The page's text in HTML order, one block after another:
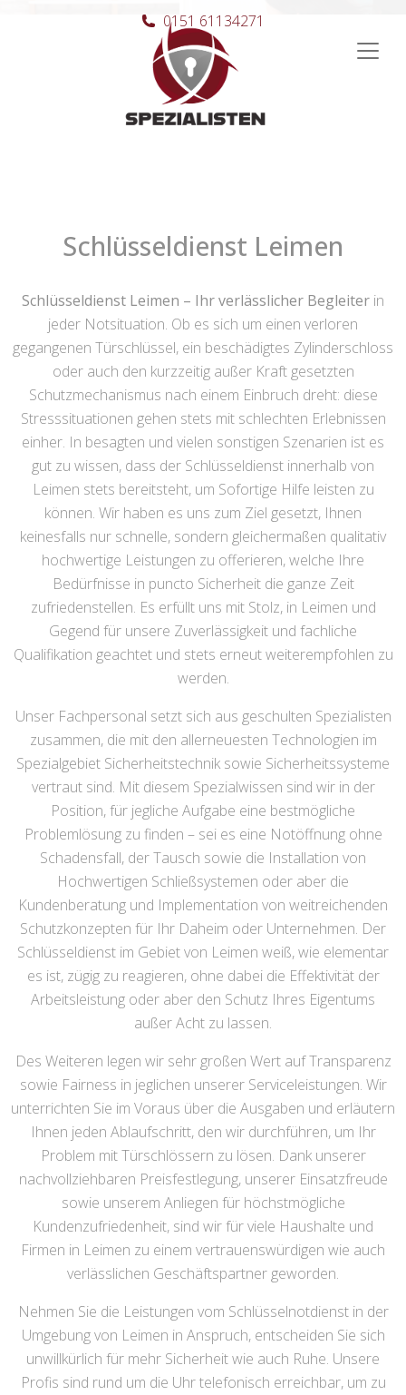
Hauptnavigation
0151 61134271
Schlüsseldienst Leimen
Schlüsseldienst Leimen – Ihr verlässlicher Begleiter in
jeder Notsituation. Ob es sich um einen verloren
gegangenen Türschlüssel, ein beschädigtes Zylinderschloss
oder auch den kurzzeitig außer Kraft gesetzten
Schutzmechanismus nach einem Einbruch dreht: diese
Stresssituationen gehen stets mit schlechten Erlebnissen
einher. In besagten und vielen sonstigen Szenarien ist es
gut zu wissen, dass der Schlüsseldienst innerhalb von
Leimen stets bereitsteht, um Sofortige Hilfe leisten zu
können. Wir haben es uns zum Ziel gesetzt, Ihnen
keinesfalls nur schnelle, sondern gleichermaßen qualitativ
hochwertige Leistungen zu offerieren, welche Ihre
Bedürfnisse in puncto Sicherheit die ganze Zeit
zufriedenstellen. Es erfüllt uns mit Stolz, in Leimen und
Gegend für unsere Zuverlässigkeit und fachliche
Qualifikation geachtet und stets erneut weiterempfohlen zu
werden.
Unser Fachpersonal setzt sich aus geschulten Spezialisten
zusammen, die mit den allerneuesten Technologien im
Spezialgebiet Sicherheitstechnik sowie Sicherheitssysteme
vertraut sind. Mit diesem Spezialwissen sind wir in der
Position, für jegliche Aufgabe eine bestmögliche
Problemlösung zu finden – sei es eine Notöffnung ohne
Schadensfall, der Tausch sowie die Installation von
Hochwertigen Schließsystemen oder aber die
Kundenberatung und Implementation von weitreichenden
Schutzkonzepten für Ihr Daheim oder Unternehmen. Der
Schlüsseldienst im Gebiet von Leimen weiß, wie elementar
es ist, zügig zu reagieren, ohne dabei die Effektivität der
Arbeitsleistung oder aber den Schutz Ihres Eigentums
außer Acht zu lassen.
Des Weiteren legen wir sehr großen Wert auf Transparenz
sowie Fairness in jeglichen unserer Serviceleistungen. Wir
unterrichten Sie im Voraus über die Ausgaben und erläutern
Ihnen jeden Ablaufschritt, den wir durchführen, um Ihr
Problem mit Türschlössern zu lösen. Dank unserer
nachvollziehbaren Preisfestlegung, unserer Einsatzfreude
sowie unserem Anliegen für höchstmögliche
Kundenzufriedenheit, sind wir für viele Haushalte und
Firmen in Leimen zu einem vertrauenswürdigen wie auch
verlässlichen Geschäftspartner geworden.
Nehmen Sie die Leistungen vom Schlüsselnotdienst in der
Umgebung von Leimen in Anspruch, entscheiden Sie sich
unwillkürlich für mehr Sicherheit wie auch Ruhe. Unsere
Profis sind rund um die Uhr telefonisch erreichbar, um zu